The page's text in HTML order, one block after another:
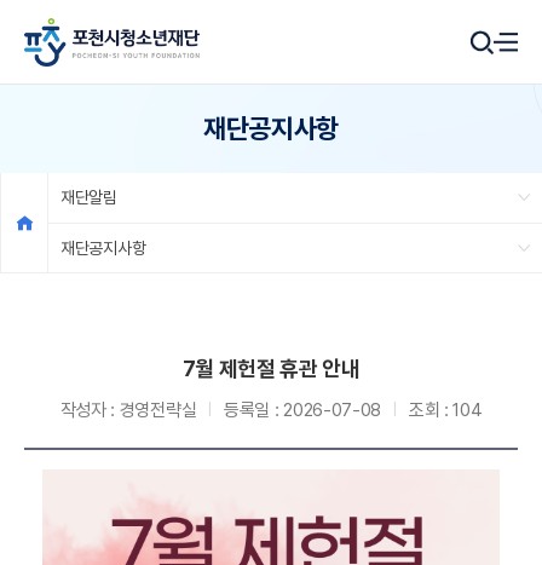
재단공지사항
재단알림
재단공지사항
7월 제헌절 휴관 안내
작성자 : 경영전략실 등록일 : 2026-07-08 조회 : 104